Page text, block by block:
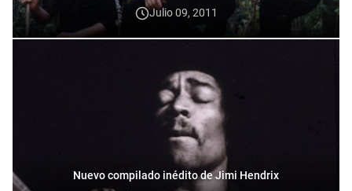
Julio 09, 2011
Nuevo compilado inédito de Jimi Hendrix